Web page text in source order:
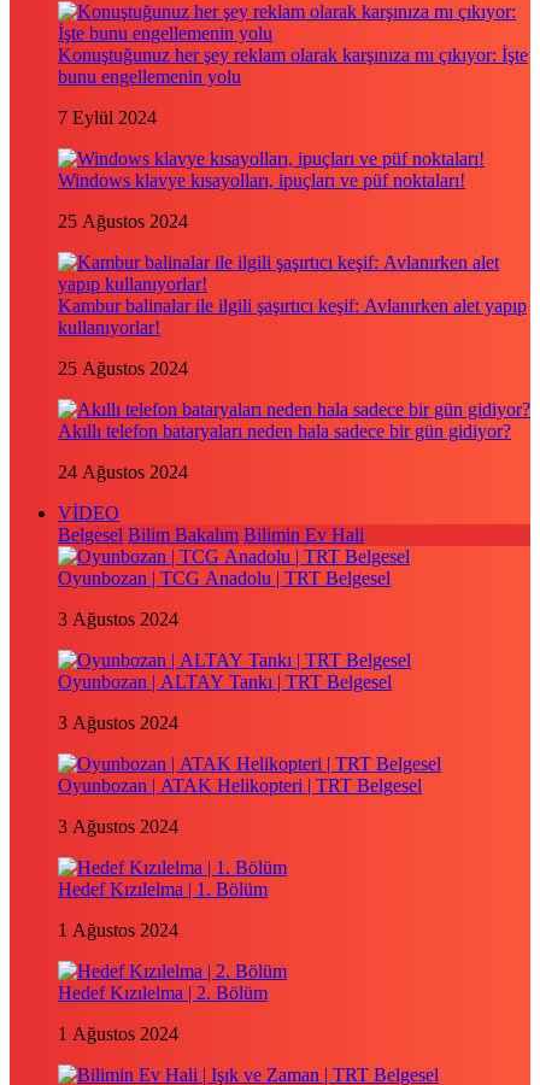
Konuştuğunuz her şey reklam olarak karşınıza mı çıkıyor: İşte
bunu engellemenin yolu
7 Eylül 2024
Windows klavye kısayolları, ipuçları ve püf noktaları!
25 Ağustos 2024
Kambur balinalar ile ilgili şaşırtıcı keşif: Avlanırken alet yapıp
kullanıyorlar!
25 Ağustos 2024
Akıllı telefon bataryaları neden hala sadece bir gün gidiyor?
24 Ağustos 2024
VİDEO
Belgesel Bilim Bakalım Bilimin Ev Hali
Oyunbozan | TCG Anadolu | TRT Belgesel
3 Ağustos 2024
Oyunbozan | ALTAY Tankı | TRT Belgesel
3 Ağustos 2024
Oyunbozan | ATAK Helikopteri | TRT Belgesel
3 Ağustos 2024
Hedef Kızılelma | 1. Bölüm
1 Ağustos 2024
Hedef Kızılelma | 2. Bölüm
1 Ağustos 2024